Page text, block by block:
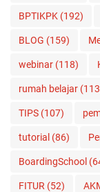
BPTIKPK (192)
BLOG (159)
webinar (118)
rumah belajar
TIPS (107)
tutorial (86)
BoardingSchool
FITUR (52)